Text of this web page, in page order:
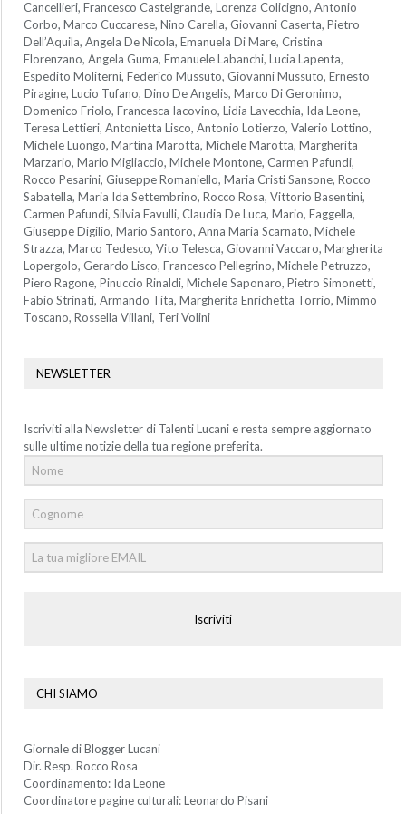
Cancellieri, Francesco Castelgrande, Lorenza Colicigno, Antonio
Corbo, Marco Cuccarese, Nino Carella, Giovanni Caserta, Pietro
Dell’Aquila, Angela De Nicola, Emanuela Di Mare, Cristina
Florenzano, Angela Guma, Emanuele Labanchi, Lucia Lapenta,
Espedito Moliterni, Federico Mussuto, Giovanni Mussuto, Ernesto
Piragine, Lucio Tufano, Dino De Angelis, Marco Di Geronimo,
Domenico Friolo, Francesca Iacovino, Lidia Lavecchia, Ida Leone,
Teresa Lettieri, Antonietta Lisco, Antonio Lotierzo, Valerio Lottino,
Michele Luongo, Martina Marotta, Michele Marotta, Margherita
Marzario, Mario Migliaccio, Michele Montone, Carmen Pafundi,
Rocco Pesarini, Giuseppe Romaniello, Maria Cristi Sansone, Rocco
Sabatella, Maria Ida Settembrino, Rocco Rosa, Vittorio Basentini,
Carmen Pafundi, Silvia Favulli, Claudia De Luca, Mario, Faggella,
Giuseppe Digilio, Mario Santoro, Anna Maria Scarnato, Michele
Strazza, Marco Tedesco, Vito Telesca, Giovanni Vaccaro, Margherita
Lopergolo, Gerardo Lisco, Francesco Pellegrino, Michele Petruzzo,
Piero Ragone, Pinuccio Rinaldi, Michele Saponaro, Pietro Simonetti,
Fabio Strinati, Armando Tita, Margherita Enrichetta Torrio, Mimmo
Toscano, Rossella Villani, Teri Volini
NEWSLETTER
Iscriviti alla Newsletter di Talenti Lucani e resta sempre aggiornato
sulle ultime notizie della tua regione preferita.
Iscriviti
CHI SIAMO
Giornale di Blogger Lucani
Dir. Resp. Rocco Rosa
Coordinamento: Ida Leone
Coordinatore pagine culturali: Leonardo Pisani